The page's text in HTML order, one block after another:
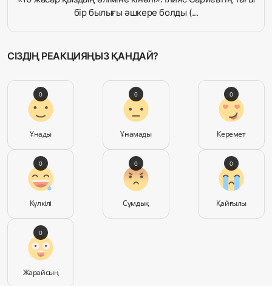
бір былығы әшкере болды (...
СІЗДІҢ РЕАКЦИЯҢЫЗ ҚАНДАЙ?
Ұнады
0
Ұнамады
0
Керемет
0
Күлкілі
0
Сұмдық
0
Қайғылы
0
Жарайсың
0